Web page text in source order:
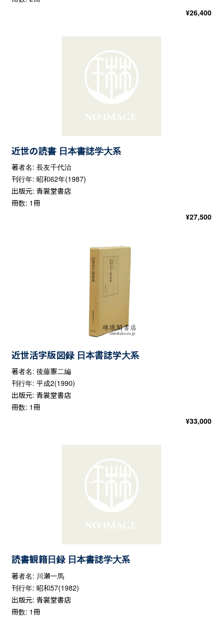
¥26,400
近世の読書 日本書誌学大系
著者名: 長友千代治
刊行年: 昭和62年(1987)
出版元: 青裳堂書店
冊数: 1冊
¥27,500
近世活字版図録 日本書誌学大系
著者名: 後藤憲二編
刊行年: 平成2(1990)
出版元: 青裳堂書店
冊数: 1冊
¥33,000
読書観籍日録 日本書誌学大系
著者名: 川瀬一馬
刊行年: 昭和57(1982)
出版元: 青裳堂書店
冊数: 1冊